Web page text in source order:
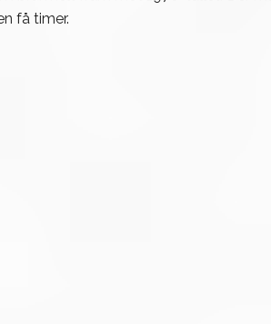
få timer.